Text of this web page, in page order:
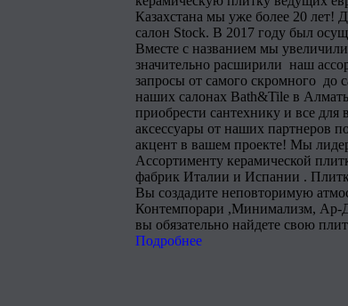
Казахстана мы уже более 20 лет!
салон Stock. В 2017 году был
Вместе с названием мы
значительно расширили наш
запросы от самого скромного до
наших салонах Bath&Tile в
приобрести сантехнику и все
аксессуары от наших партнеров
акцент в вашем проекте! Мы
Ассортименту керамической
фабрик Италии и Испании .
Вы создадите неповторимую
Контемпорари ,Минимализм, Ар-
вы обязательно найдете свою
Подробнее